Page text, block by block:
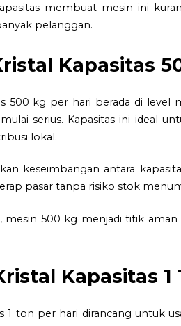
membuat mesin ini
pelanggan.
Kapasitas
500 kg per hari berada di
serius. Kapasitas ini ideal
lokal.
keseimbangan antara
pasar tanpa risiko stok
mesin 500 kg menjadi titik
Kapasitas 1
1 ton per hari dirancang untuk